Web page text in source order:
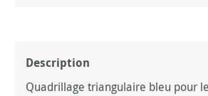
Description
Quadrillage triangulaire bleu pour